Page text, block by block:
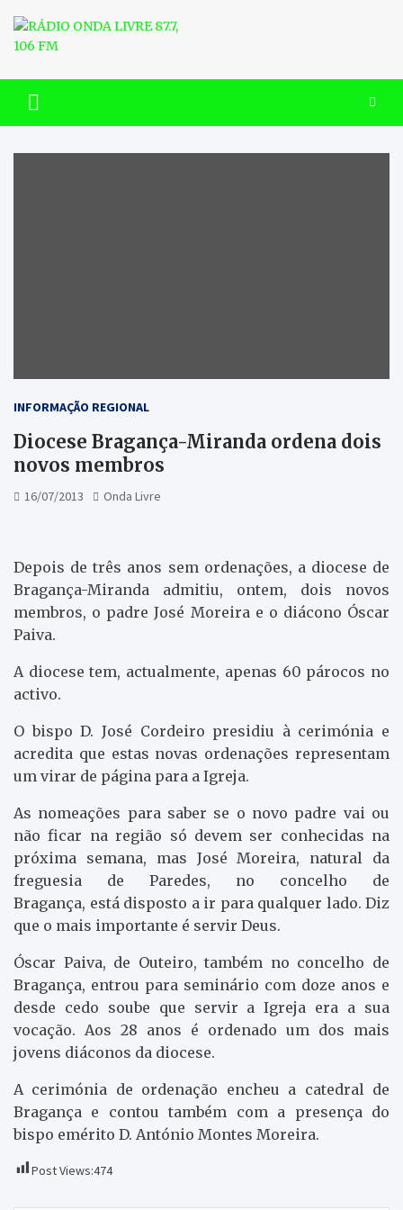
content
RÁDIO ONDA LIVRE 87.7, 106
FM
INFORMAÇÃO REGIONAL
Diocese Bragança-Miranda ordena dois
novos membros
16/07/2013 Onda Livre
Depois de três anos sem ordenações, a diocese de
Bragança-Miranda admitiu, ontem, dois novos
membros, o padre José Moreira e o diácono Óscar
Paiva.
A diocese tem, actualmente, apenas 60 párocos no
activo.
O bispo D. José Cordeiro presidiu à cerimónia e
acredita que estas novas ordenações representam
um virar de página para a Igreja.
As nomeações para saber se o novo padre vai ou
não ficar na região só devem ser conhecidas na
próxima semana, mas José Moreira, natural da
freguesia de Paredes, no concelho de
Bragança, está disposto a ir para qualquer lado. Diz
que o mais importante é servir Deus.
Óscar Paiva, de Outeiro, também no concelho de
Bragança, entrou para seminário com doze anos e
desde cedo soube que servir a Igreja era a sua
vocação. Aos 28 anos é ordenado um dos mais
jovens diáconos da diocese.
A cerimónia de ordenação encheu a catedral de
Bragança e contou também com a presença do
bispo emérito D. António Montes Moreira.
Post Views:474